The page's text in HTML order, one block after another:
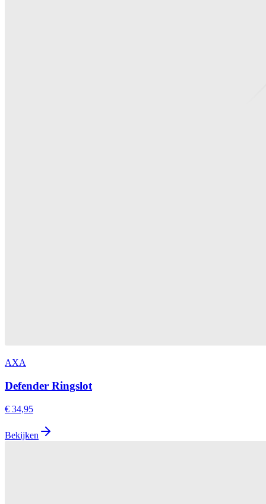
AXA
Defender Ringslot
€ 34,95
Bekijken